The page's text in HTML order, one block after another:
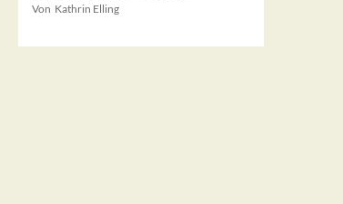
Von Kathrin Elling